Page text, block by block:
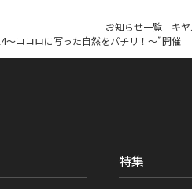
お知らせ一覧 キヤ
ココロに写った自然をパチリ！～”開催
特集